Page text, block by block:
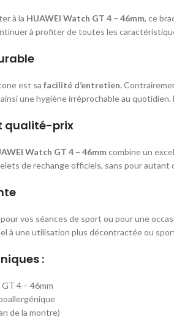
à la HUAWEI Watch GT 4 – 46mm, ce
à profiter de toutes les
est sa facilité d’entretien.
une hygiène irréprochable au quotidien.
qualité-prix
Watch GT 4 – 46mmcombine un
de rechange officiels, sans pour
vos séances de sport ou pour une
à une utilisation plus décontractée ou
:
4 – 46mm
de la montre)